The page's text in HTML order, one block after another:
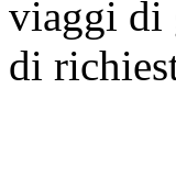
viaggi di
di